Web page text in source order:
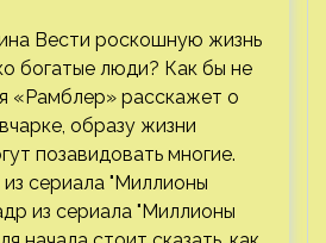
Вести роскошную жизнь
богатые люди? Как бы не
«Рамблер» расскажет о
образу жизни
позавидовать многие.
сериала "Миллионы
из сериала "Миллионы